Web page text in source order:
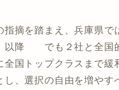
摘を踏まえ、兵庫県で
以降 でも２社と全国
全国トップクラスまで
し、選択の自由を増やす